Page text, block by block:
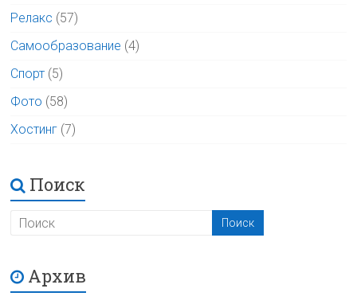
Релакс (57)
Самообразование (4)
Спорт (5)
Фото (58)
Хостинг (7)
Поиск
Архив